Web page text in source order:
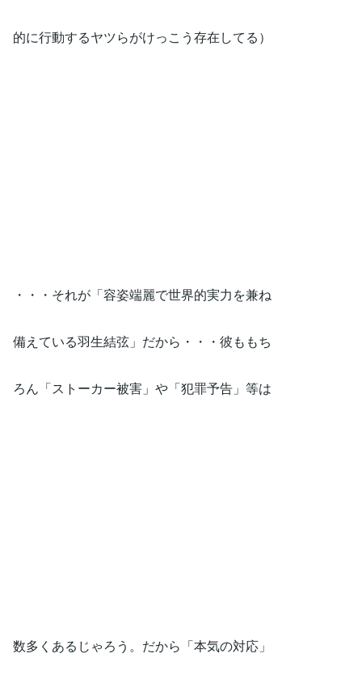
的に行動するヤツらがけっこう存在してる）
・・・それが「容姿端麗で世界的実力を兼ね
備えている羽生結弦」だから・・・彼ももち
ろん「ストーカー被害」や「犯罪予告」等は
数多くあるじゃろう。だから「本気の対応」